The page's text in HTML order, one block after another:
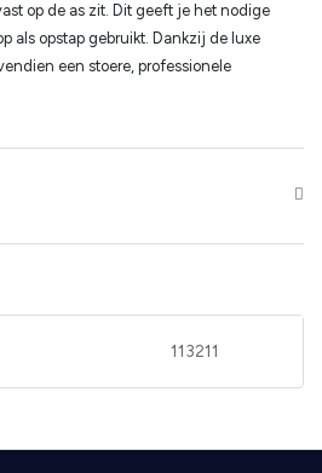
op de as zit. Dit geeft je het nodige
als opstap gebruikt. Dankzij de luxe
een stoere, professionele
113211